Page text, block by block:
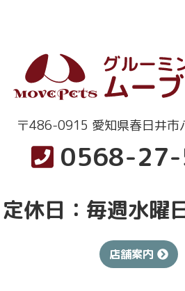
〒486-0915 愛知県春日井市
0568-27-
定休日：毎週水曜
店舗案内